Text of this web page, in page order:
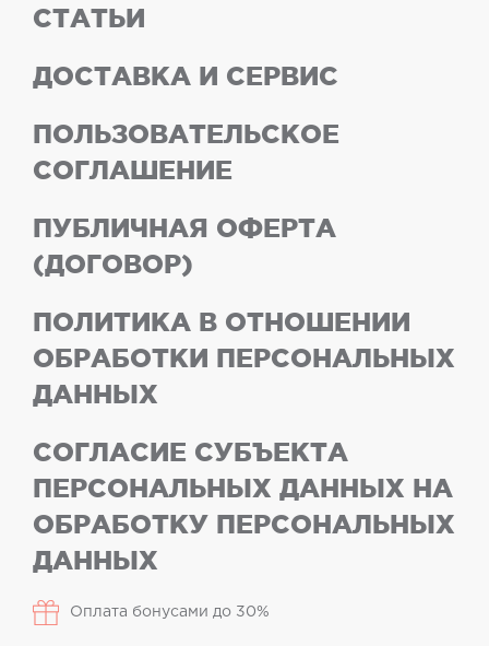
СТАТЬИ
ДОСТАВКА И СЕРВИС
ПОЛЬЗОВАТЕЛЬСКОЕ
СОГЛАШЕНИЕ
ПУБЛИЧНАЯ ОФЕРТА
(ДОГОВОР)
ПОЛИТИКА В ОТНОШЕНИИ
ОБРАБОТКИ ПЕРСОНАЛЬНЫХ
ДАННЫХ
СОГЛАСИЕ СУБЪЕКТА
ПЕРСОНАЛЬНЫХ ДАННЫХ НА
ОБРАБОТКУ ПЕРСОНАЛЬНЫХ
ДАННЫХ
Оплата бонусами до 30%